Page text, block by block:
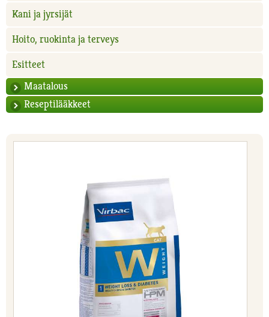
Kani ja jyrsijät
Hoito, ruokinta ja terveys
Esitteet
Maatalous
Reseptilääkkeet